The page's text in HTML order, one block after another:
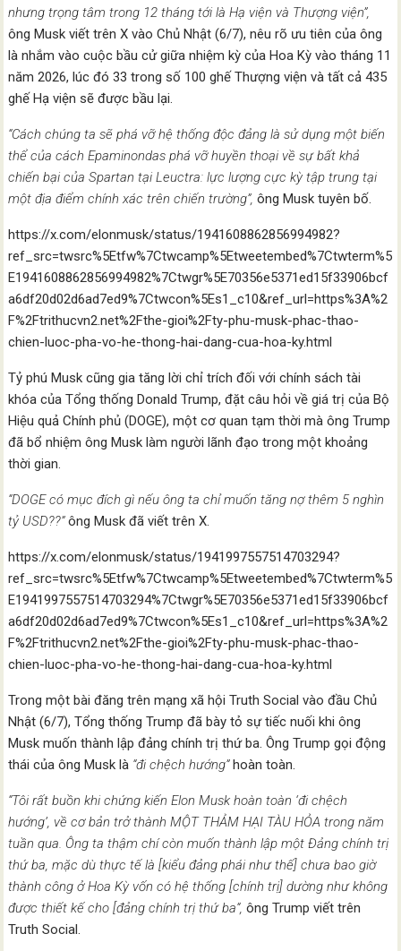
nhưng trọng tâm trong 12 tháng tới là Hạ viện và Thượng viện”,
ông Musk viết trên X vào Chủ Nhật (6/7), nêu rõ ưu tiên của ông
là nhắm vào cuộc bầu cử giữa nhiệm kỳ của Hoa Kỳ vào tháng 11
năm 2026, lúc đó 33 trong số 100 ghế Thượng viện và tất cả 435
ghế Hạ viện sẽ được bầu lại.
“Cách chúng ta sẽ phá vỡ hệ thống độc đảng là sử dụng một biến
thể của cách Epaminondas phá vỡ huyền thoại về sự bất khả
chiến bại của Spartan tại Leuctra: lực lượng cực kỳ tập trung tại
một địa điểm chính xác trên chiến trường”,ông Musk tuyên bố.
https://x.com/elonmusk/status/1941608862856994982?
ref_src=twsrc%5Etfw%7Ctwcamp%5Etweetembed%7Ctwterm%5
E1941608862856994982%7Ctwgr%5E70356e5371ed15f33906bcf
a6df20d02d6ad7ed9%7Ctwcon%5Es1_c10&ref_url=https%3A%2
F%2Ftrithucvn2.net%2Fthe-gioi%2Fty-phu-musk-phac-thao-
chien-luoc-pha-vo-he-thong-hai-dang-cua-hoa-ky.html
Tỷ phú Musk cũng gia tăng lời chỉ trích đối với chính sách tài
khóa của Tổng thống Donald Trump, đặt câu hỏi về giá trị của Bộ
Hiệu quả Chính phủ (DOGE), một cơ quan tạm thời mà ông Trump
đã bổ nhiệm ông Musk làm người lãnh đạo trong một khoảng
thời gian.
“DOGE có mục đích gì nếu ông ta chỉ muốn tăng nợ thêm 5 nghìn
tỷ USD??”ông Musk đã viết trên X.
https://x.com/elonmusk/status/1941997557514703294?
ref_src=twsrc%5Etfw%7Ctwcamp%5Etweetembed%7Ctwterm%5
E1941997557514703294%7Ctwgr%5E70356e5371ed15f33906bcf
a6df20d02d6ad7ed9%7Ctwcon%5Es1_c10&ref_url=https%3A%2
F%2Ftrithucvn2.net%2Fthe-gioi%2Fty-phu-musk-phac-thao-
chien-luoc-pha-vo-he-thong-hai-dang-cua-hoa-ky.html
Trong một bài đăng trên mạng xã hội Truth Social vào đầu Chủ
Nhật (6/7), Tổng thống Trump đã bày tỏ sự tiếc nuối khi ông
Musk muốn thành lập đảng chính trị thứ ba. Ông Trump gọi động
thái của ông Musk là “đi chệch hướng”hoàn toàn.
“Tôi rất buồn khi chứng kiến Elon Musk hoàn toàn ‘đi chệch
hướng’, về cơ bản trở thành MỘT THẢM HẠI TÀU HỎA trong năm
tuần qua. Ông ta thậm chí còn muốn thành lập một Đảng chính trị
thứ ba, mặc dù thực tế là [kiểu đảng phái như thế] chưa bao giờ
thành công ở Hoa Kỳ vốn có hệ thống [chính trị] dường như không
được thiết kế cho [đảng chính trị thứ ba“, ông Trump viết trên
Truth Social.